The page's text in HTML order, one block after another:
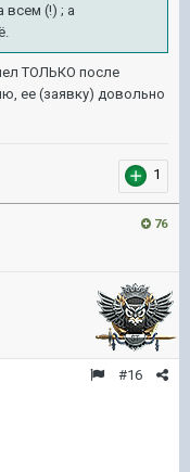
всем (!) ; а
ТОЛЬКО после
ее (заявку) довольно
1
76
#16